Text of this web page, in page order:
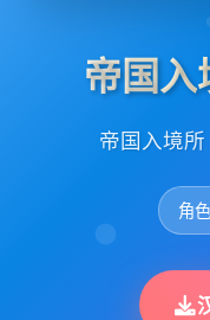
帝国
帝国入境
角